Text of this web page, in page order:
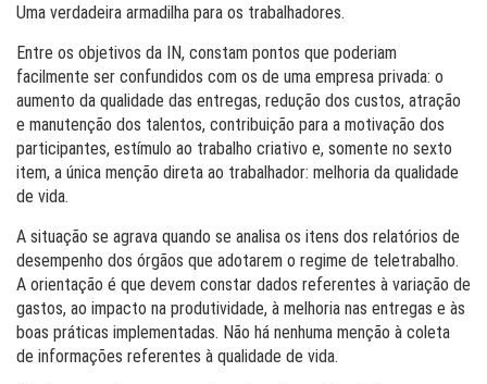
Uma verdadeira armadilha para os trabalhadores.
Entre os objetivos da IN, constam pontos que poderiam
facilmente ser confundidos com os de uma empresa privada: o
aumento da qualidade das entregas, redução dos custos, atração
e manutenção dos talentos, contribuição para a motivação dos
participantes, estímulo ao trabalho criativo e, somente no sexto
item, a única menção direta ao trabalhador: melhoria da qualidade
de vida.
A situação se agrava quando se analisa os itens dos relatórios de
desempenho dos órgãos que adotarem o regime de teletrabalho.
A orientação é que devem constar dados referentes à variação de
gastos, ao impacto na produtividade, à melhoria nas entregas e às
boas práticas implementadas. Não há nenhuma menção à coleta
de informações referentes à qualidade de vida.